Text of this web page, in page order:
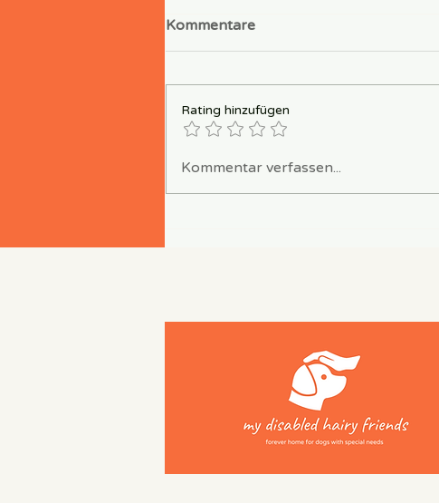
Kommentare
Rating hinzufügen
Kommentar verfassen...